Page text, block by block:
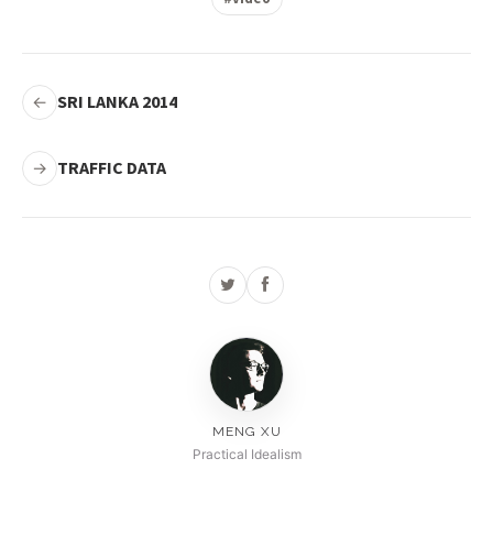
← SRI LANKA 2014
TRAFFIC DATA
→
MENG XU
Practical Idealism